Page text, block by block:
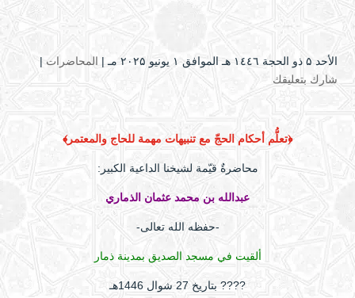
الأحد ۵ ذو الحجة ۱٤٤٦ هـ الموافق ۱ يونيو ۲۰۲۵ مـ | المحاضرات |
شارك بتعليقك
﴿تعلُّم أحكام الحجّ مع تنبيهات مهمة للحاج والمعتمر﴾
محاضرةٌ قيّمة لشيخنا الداعية الكبير:
عبدالله بن محمد عثمان الذماري
-حفظه الله تعالى-
ألقيت في مسجد الصديق بمدينة ذمار
????️ بتاريخ 27 شوال 1446هـ